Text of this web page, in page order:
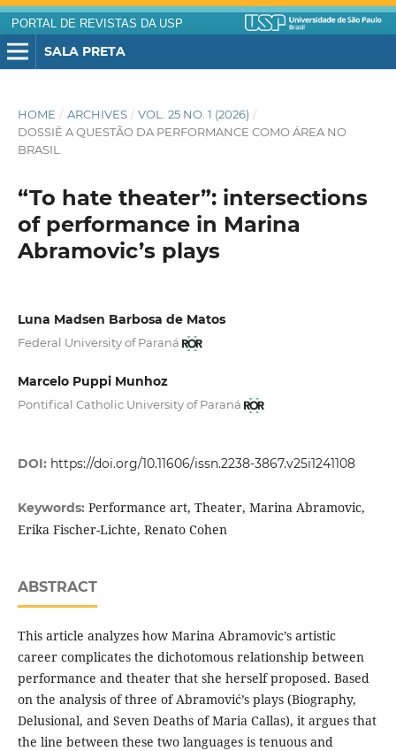
PORTAL DE REVISTAS DA USP
SALA PRETA
HOME / ARCHIVES / VOL. 25 NO. 1 (2026) /
DOSSIÊ A QUESTÃO DA PERFORMANCE COMO ÁREA NO
BRASIL
“To hate theater”: intersections
of performance in Marina
Abramovic’s plays
Luna Madsen Barbosa de Matos
Federal University of Paraná
Marcelo Puppi Munhoz
Pontifical Catholic University of Paraná
DOI: https://doi.org/10.11606/issn.2238-3867.v25i1241108
Keywords: Performance art, Theater, Marina Abramovic,
Erika Fischer-Lichte, Renato Cohen
ABSTRACT
This article analyzes how Marina Abramovic’s artistic
career complicates the dichotomous relationship between
performance and theater that she herself proposed. Based
on the analysis of three of Abramović’s plays (Biography,
Delusional, and Seven Deaths of Maria Callas), it argues that
the line between these two languages is tenuous and